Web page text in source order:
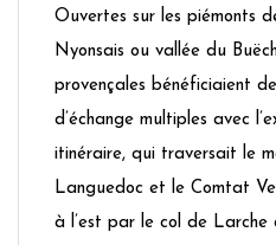
Ouvertes sur les piémonts
Nyonsais ou vallée du
provençales bénéficiaient
d’échange multiples avec
itinéraire, qui traversait le
Languedoc et le Comtat
à l’est par le col de Larche